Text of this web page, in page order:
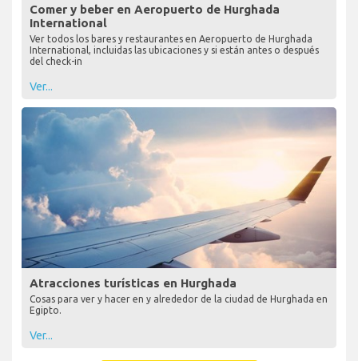
Comer y beber en Aeropuerto de Hurghada
International
Ver todos los bares y restaurantes en Aeropuerto de Hurghada
International, incluidas las ubicaciones y si están antes o después
del check-in
Ver...
Atracciones turísticas en Hurghada
Cosas para ver y hacer en y alrededor de la ciudad de Hurghada en
Egipto.
Ver...